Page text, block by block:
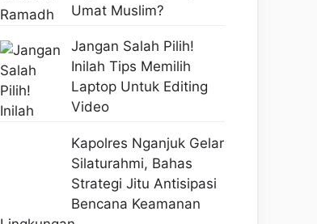
Umat Muslim?
Jangan Salah Pilih!
Inilah Tips Memilih
Laptop Untuk Editing
Video
Kapolres Nganjuk Gelar
Silaturahmi, Bahas
Strategi Jitu Antisipasi
Bencana Keamanan